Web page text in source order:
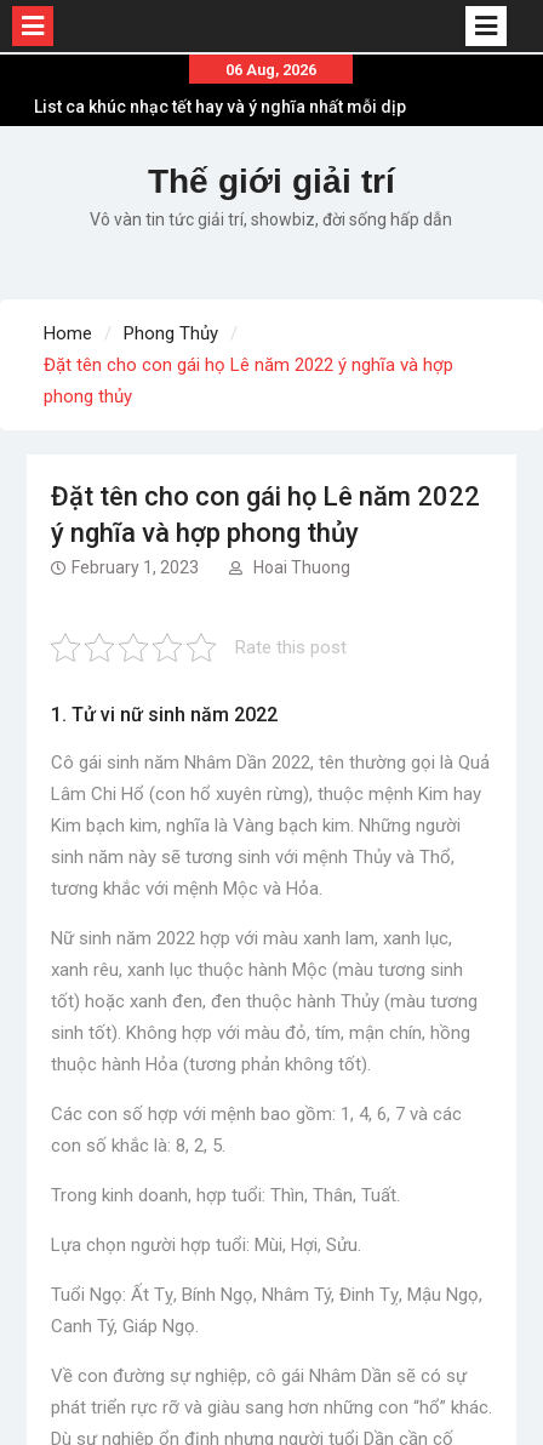
content
06 Aug, 2026
xuân về
“ngoạn mục” với triệu view
Những ca khúc nhạc xuân “sặc mùi” quảng cáo
Lời bài hát Chúng Ta của Hiện Tại – Sơn Tùng M-
TP – Full lyrics bản chuẩn
Thế giới giải trí
Vô vàn tin tức giải trí, showbiz, đời sống hấp dẫn
Home
Phong Thủy
Đặt tên cho con gái họ Lê năm 2022 ý nghĩa và hợp
phong thủy
Đặt tên cho con gái họ Lê năm 2022
ý nghĩa và hợp phong thủy
February 1, 2023 Hoai Thuong
Rate this post
1. Tử vi nữ sinh năm 2022
Cô gái sinh năm Nhâm Dần 2022, tên thường gọi là Quả
Lâm Chi Hổ (con hổ xuyên rừng), thuộc mệnh Kim hay
Kim bạch kim, nghĩa là Vàng bạch kim. Những người
sinh năm này sẽ tương sinh với mệnh Thủy và Thổ,
tương khắc với mệnh Mộc và Hỏa.
Nữ sinh năm 2022 hợp với màu xanh lam, xanh lục,
xanh rêu, xanh lục thuộc hành Mộc (màu tương sinh
tốt) hoặc xanh đen, đen thuộc hành Thủy (màu tương
sinh tốt). Không hợp với màu đỏ, tím, mận chín, hồng
thuộc hành Hỏa (tương phản không tốt).
Các con số hợp với mệnh bao gồm: 1, 4, 6, 7 và các
con số khắc là: 8, 2, 5.
Trong kinh doanh, hợp tuổi: Thìn, Thân, Tuất.
Lựa chọn người hợp tuổi: Mùi, Hợi, Sửu.
Tuổi Ngọ: Ất Tỵ, Bính Ngọ, Nhâm Tý, Đinh Tỵ, Mậu Ngọ,
Canh Tý, Giáp Ngọ.
Về con đường sự nghiệp, cô gái Nhâm Dần sẽ có sự
phát triển rực rỡ và giàu sang hơn những con “hổ” khác.
Dù sự nghiệp ổn định nhưng người tuổi Dần cần cố